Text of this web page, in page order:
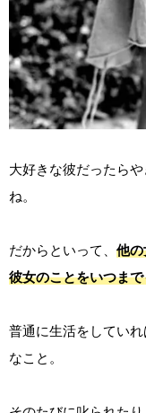
大好きな彼だったら
ね。
だからといって、 他
彼女のことをいつま
普通に生活をしてい
なこと。